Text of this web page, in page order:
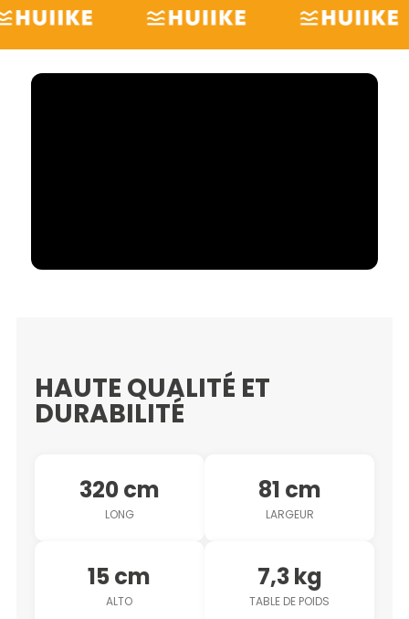
HAUTE QUALITÉ ET
DURABILITÉ
320 cm
LONG
81 cm
LARGEUR
15 cm
ALTO
7,3 kg
TABLE DE POIDS